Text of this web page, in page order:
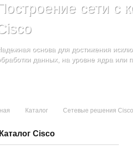
сети с
основа для достижения
данных, на уровне ядра или
серверы
повышение адаптивности Вашего
серверы:
дополнительные
производительность
архитектуры
Каталог Сетевые решения Cisco
Каталог Cisco